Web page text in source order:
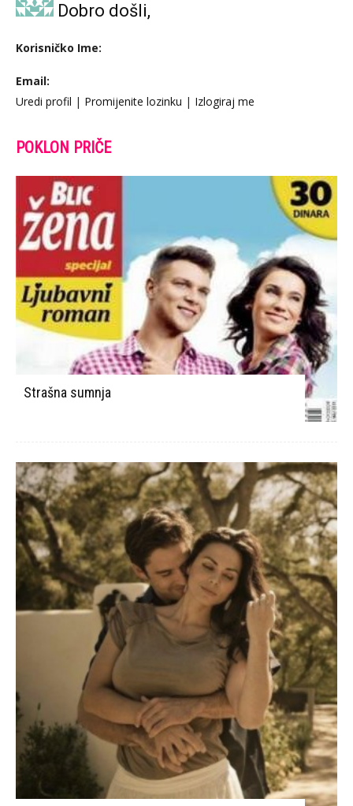
Dobro došli,
Korisničko Ime:
Email:
Uredi profil | Promijenite lozinku | Izlogiraj me
POKLON PRIČE
Strašna sumnja